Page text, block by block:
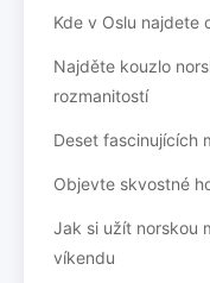
Kde v Oslu najdete
Najděte kouzlo
rozmanitostí
Deset fascinujících
Objevte skvostné
Jak si užít norskou
víkendu